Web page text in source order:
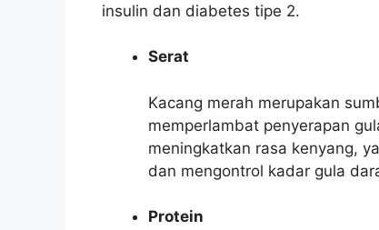
insulin dan diabetes tipe 2.
Serat
Kacang merah merupakan
memperlambat penyerapan
meningkatkan rasa kenyang,
dan mengontrol kadar gula
Protein